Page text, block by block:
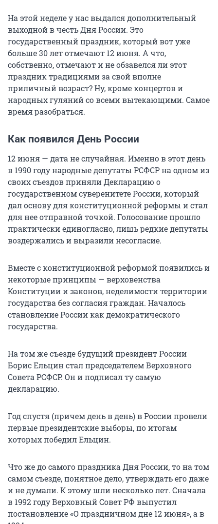
На этой неделе у нас выдался дополнительный
выходной в честь Дня России. Это
государственный праздник, который вот уже
больше 30 лет отмечают 12 июня. А что,
собственно, отмечают и не обзавелся ли этот
праздник традициями за свой вполне
приличный возраст? Ну, кроме концертов и
народных гуляний со всеми вытекающими. Самое
время разобраться.
Как появился День России
12 июня — дата не случайная. Именно в этот день
в 1990 году народные депутаты РСФСР на одном из
своих съездов приняли Декларацию о
государственном суверенитете России, который
дал основу для конституционной реформы и стал
для нее отправной точкой. Голосование прошло
практически единогласно, лишь редкие депутаты
воздержались и выразили несогласие.
Вместе с конституционной реформой появились и
некоторые принципы — верховенства
Конституции и законов, неделимости территории
государства без согласия граждан. Началось
становление России как демократического
государства.
На том же съезде будущий президент России
Борис Ельцин стал председателем Верховного
Совета РСФСР. Он и подписал ту самую
декларацию.
Год спустя (причем день в день) в России провели
первые президентские выборы, по итогам
которых победил Ельцин.
Что же до самого праздника Дня России, то на том
самом съезде, понятное дело, утверждать его даже
и не думали. К этому шли несколько лет. Сначала
в 1992 году Верховный Совет РФ выпустил
постановление «О праздничном дне 12 июня», а в